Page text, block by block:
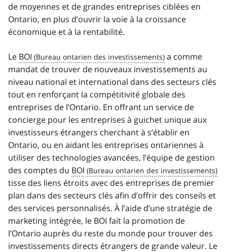
de moyennes et de grandes entreprises ciblées en
Ontario, en plus d’ouvrir la voie à la croissance
économique et à la rentabilité.
Le BOI
a comme
mandat de trouver de nouveaux investissements au
niveau national et international dans des secteurs clés
tout en renforçant la compétitivité globale des
entreprises de l’Ontario. En offrant un service de
concierge pour les entreprises à guichet unique aux
investisseurs étrangers cherchant à s’établir en
Ontario, ou en aidant les entreprises ontariennes à
utiliser des technologies avancées, l’équipe de gestion
des comptes du BOI
tisse des liens étroits avec des entreprises de premier
plan dans des secteurs clés afin d’offrir des conseils et
des services personnalisés. À l’aide d’une stratégie de
marketing intégrée, le BOI fait la promotion de
l’Ontario auprès du reste du monde pour trouver des
investissements directs étrangers de grande valeur. Le